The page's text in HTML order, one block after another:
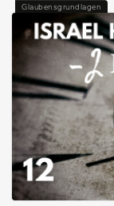
Glaubensgrundlagen